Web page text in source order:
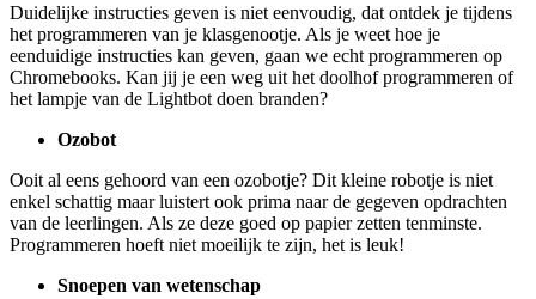
Duidelijke instructies geven is niet eenvoudig, dat ontdek je tijdens
het programmeren van je klasgenootje. Als je weet hoe je
eenduidige instructies kan geven, gaan we echt programmeren op
Chromebooks. Kan jij je een weg uit het doolhof programmeren of
het lampje van de Lightbot doen branden?
Ozobot
Ooit al eens gehoord van een ozobotje? Dit kleine robotje is niet
enkel schattig maar luistert ook prima naar de gegeven opdrachten
van de leerlingen. Als ze deze goed op papier zetten tenminste.
Programmeren hoeft niet moeilijk te zijn, het is leuk!
Snoepen van wetenschap